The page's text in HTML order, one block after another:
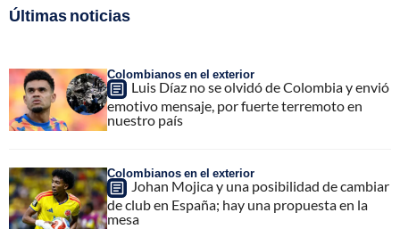
Últimas noticias
Colombianos en el exterior
Luis Díaz no se olvidó de Colombia y envió
emotivo mensaje, por fuerte terremoto en
nuestro país
Colombianos en el exterior
Johan Mojica y una posibilidad de cambiar
de club en España; hay una propuesta en la
mesa